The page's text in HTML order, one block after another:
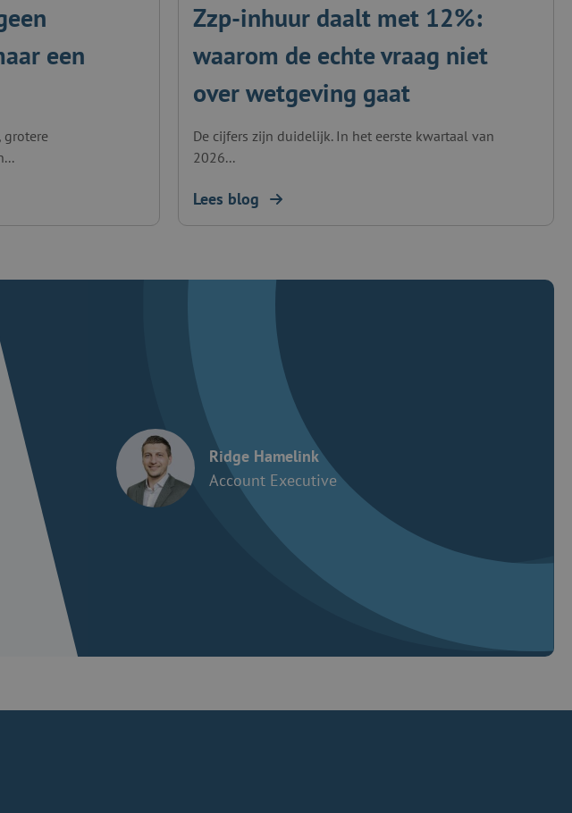
een
grotere
Zzp-inhuur daalt met 12%:
waarom de echte vraag niet
over wetgeving gaat
De cijfers zijn duidelijk. In het eerste kwartaal van
2026...
Lees blog
Ridge Hamelink
Account Executive